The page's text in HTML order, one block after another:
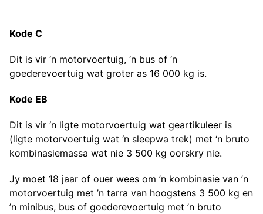
Kode C
Dit is vir ‘n motorvoertuig, ‘n bus of ‘n
goederevoertuig wat groter as 16 000 kg is.
Kode EB
Dit is vir ‘n ligte motorvoertuig wat geartikuleer is
(ligte motorvoertuig wat ‘n sleepwa trek) met ‘n bruto
kombinasiemassa wat nie 3 500 kg oorskry nie.
Jy moet 18 jaar of ouer wees om ’n kombinasie van ’n
motorvoertuig met ’n tarra van hoogstens 3 500 kg en
’n minibus, bus of goederevoertuig met ’n bruto